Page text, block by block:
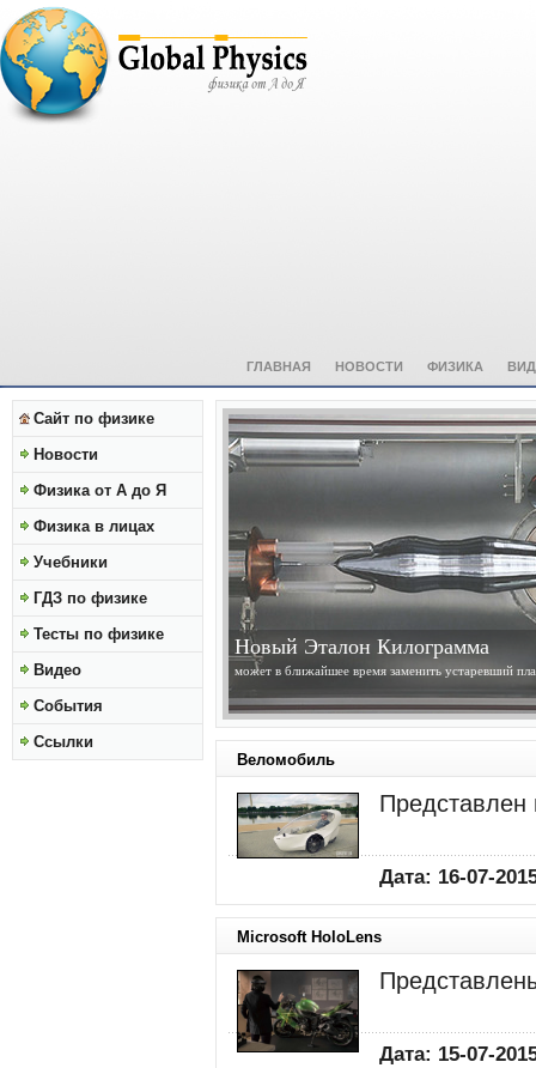
ГЛАВНАЯ НОВОСТИ ФИЗИКА
Сайт по физике
Новости
Физика от А до Я
Физика в лицах
Учебники
ГДЗ по физике
Тесты по физике
Видео
События
Ссылки
Солнце Становится Ближе
получены изображения высокого разрешения
Веломобиль
Представлен
Дата: 16-07-
Microsoft HoloLens
Дата: 15-07-